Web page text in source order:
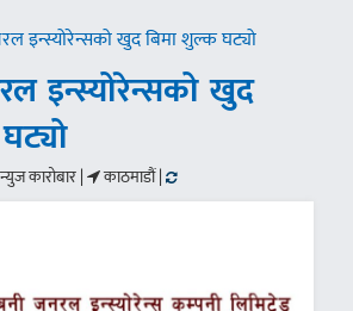
इन्स्योरेन्सको खुद बिमा शुल्क घट्यो
इन्स्योरेन्सको खुद
कारोबार | काठमाडौं |